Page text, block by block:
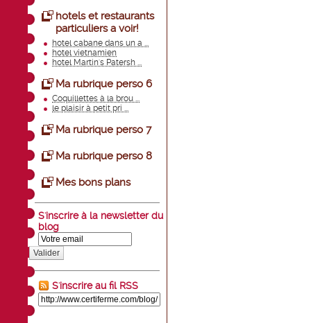
hotels et restaurants
particuliers a voir!
hotel cabane dans un a ...
hotel vietnamien
hotel Martin's Patersh ...
Ma rubrique perso 6
Coquillettes à la brou ...
le plaisir à petit pri ...
Ma rubrique perso 7
Ma rubrique perso 8
Mes bons plans
S'inscrire à la newsletter du
blog
Valider
S'inscrire au fil RSS